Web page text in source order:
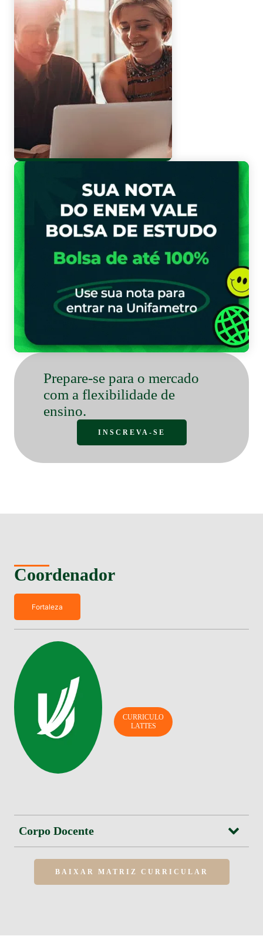
Prepare-se para o mercado
com a flexibilidade de
ensino.
INSCREVA-SE
Coordenador
Fortaleza
CURRICULO
LATTES
Corpo Docente
BAIXAR MATRIZ CURRICULAR